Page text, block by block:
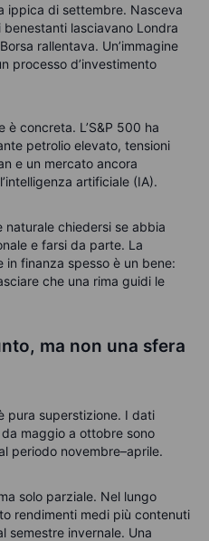
ippica di settembre. Nasceva
benestanti lasciavano Londra
rallentava. Un’immagine
processo d’investimento
è concreta. L’S&P 500 ha
petrolio elevato, tensioni
e un mercato ancora
artificiale (IA).
naturale chiedersi se abbia
e farsi da parte. La
in finanza spesso è un bene:
che una rima guidi le
ma non una sfera
pura superstizione. I dati
maggio a ottobre sono
periodo novembre–aprile.
solo parziale. Nel lungo
rendimenti medi più contenuti
semestre invernale. Una